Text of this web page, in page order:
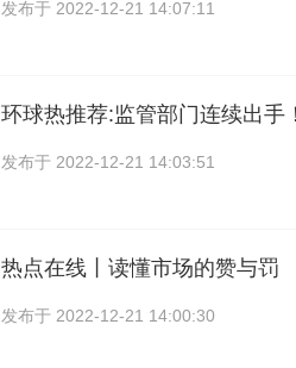
发布于 2022-12-21 14:07:11
环球热推荐:监管部门连续出手
发布于 2022-12-21 14:03:51
热点在线丨读懂市场的赞与罚
发布于 2022-12-21 14:00:30